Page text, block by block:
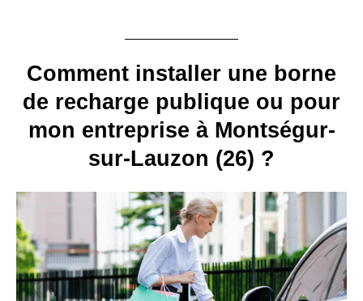
Comment installer une borne
de recharge publique ou pour
mon entreprise à Montségur-
sur-Lauzon (26) ?